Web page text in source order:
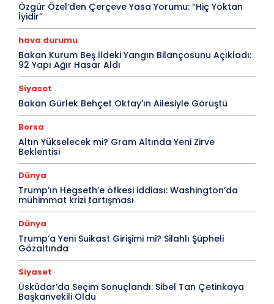
Özgür Özel’den Çerçeve Yasa Yorumu: “Hiç Yoktan
İyidir”
hava durumu
Bakan Kurum Beş İldeki Yangın Bilançosunu Açıkladı:
92 Yapı Ağır Hasar Aldı
Siyaset
Bakan Gürlek Behçet Oktay’ın Ailesiyle Görüştü
Borsa
Altın Yükselecek mi? Gram Altında Yeni Zirve
Beklentisi
Dünya
Trump’ın Hegseth’e öfkesi iddiası: Washington’da
mühimmat krizi tartışması
Dünya
Trump’a Yeni Suikast Girişimi mi? Silahlı Şüpheli
Gözaltında
Siyaset
Üsküdar’da Seçim Sonuçlandı: Sibel Tan Çetinkaya
Başkanvekili Oldu